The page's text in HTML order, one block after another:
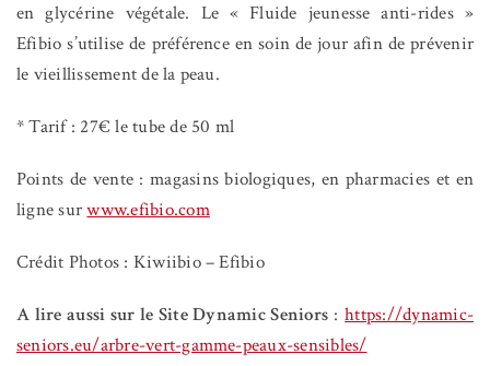
en glycérine végétale. Le « Fluide jeunesse anti-rides »
Efibio s’utilise de préférence en soin de jour afin de prévenir
le vieillissement de la peau.
* Tarif : 27€ le tube de 50 ml
Points de vente : magasins biologiques, en pharmacies et en
ligne surwww.efibio.com
Crédit Photos : Kiwiibio – Efibio
A lire aussi sur le Site Dynamic Seniors :https://dynamic-
seniors.eu/arbre-vert-gamme-peaux-sensibles/